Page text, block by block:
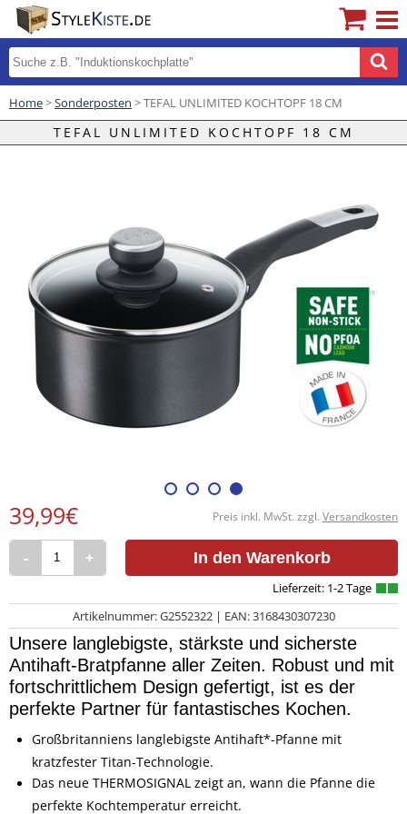
Home>Sonderposten > TEFAL UNLIMITED KOCHTOPF 18 CM
TEFAL UNLIMITED KOCHTOPF 18 CM
Preis inkl. MwSt. zzgl. Versandkosten
39,99€
- + In den Warenkorb
Artikelnummer: G2552322 | EAN: 3168430307230
Unsere langlebigste, stärkste und sicherste
Antihaft-Bratpfanne aller Zeiten. Robust und mit
fortschrittlichem Design gefertigt, ist es der
perfekte Partner für fantastisches Kochen.
Großbritanniens langlebigste Antihaft*-Pfanne mit
kratzfester Titan-Technologie.
Das neue THERMOSIGNAL zeigt an, wann die Pfanne die
perfekte Kochtemperatur erreicht.